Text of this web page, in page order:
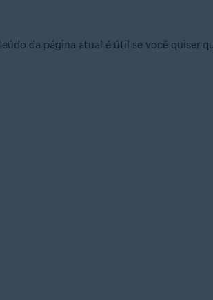
da página atual é útil se você quiser